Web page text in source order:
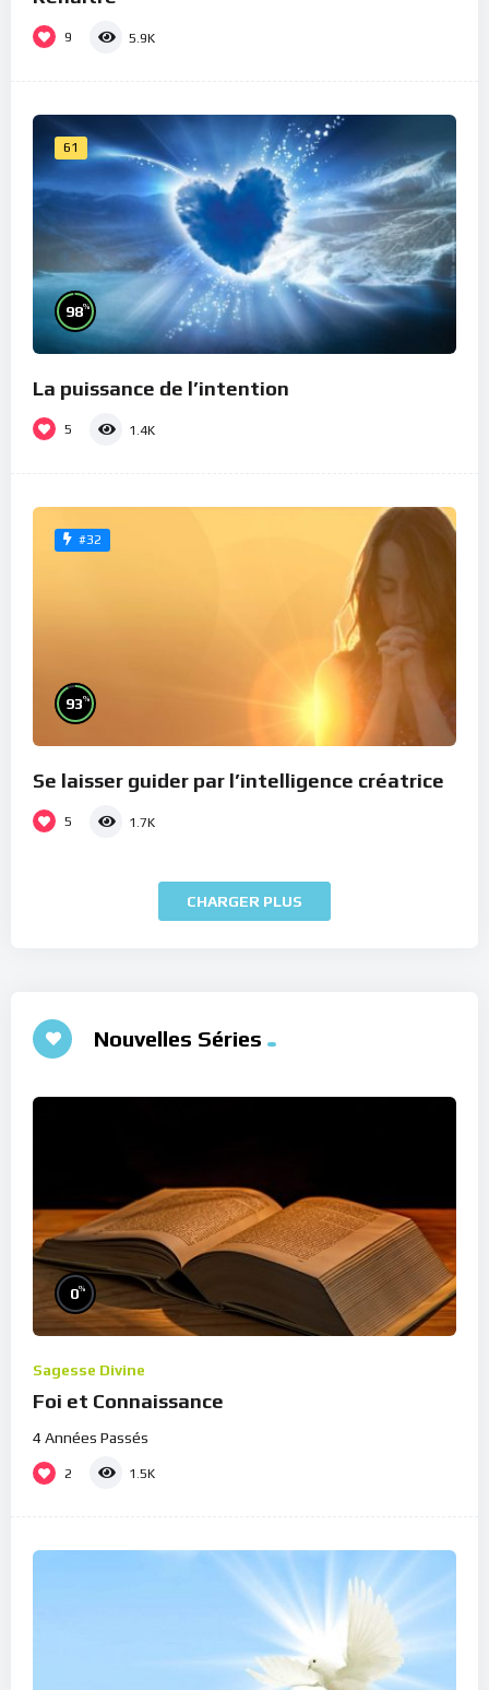
9 5.9K
61
98%
La puissance de l’intention
5 1.4K
#32
93%
Se laisser guider par l’intelligence créatrice
5 1.7K
CHARGER PLUS
Nouvelles Séries
0%
Sagesse Divine
Foi et Connaissance
4 Années Passés
2 1.5K